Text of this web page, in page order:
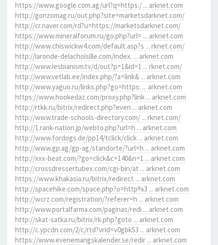
https://www.google.com.ag/url?q=https:/ ... arknet.com
http://gonzomag.ru/out.php?site=marketsdarknet.com/
http://cr.naver.com/rd?u=https://marketsdarknet.com/
https://www.mineralforum.ru/go.php?url= ... arknet.com
http://www.chiswickw4.com/default.asp?s ... rknet.com/
http://laronde-delachoisille.com/index. ... arknet.com
http://www.lesbianism.tv/d/out?p=1&id=1 ... rknet.com/
http://www.vetlab.ee/index.php/?a=link& ... arknet.com
http://www.yaguo.ru/links.php?go=https: ... arknet.com
https://www.hookedaz.com/proxy.php?link ... arknet.com
http://rtkk.ru/bitrix/redirect.php?even ... arknet.com
http://www.trade-schools-directory.com/ ... rknet.com/
http://1.rank-nation.jp/webto.php?url=h ... arknet.com
http://www.fordogs.de/pp14/tclick/click ... arknet.com
http://www.gp.ag/gp-ag/standorte/?url=h ... arknet.com
http://xxx-beat.com/?go=click&c=140&n=1 ... arknet.com
http://crossdressertubex.com/cgi-bin/at ... arknet.com
https://www.khakasia.ru/bitrix/redirect ... arknet.com
http://spacehike.com/space.php?o=http%3 ... arknet.com
http://wcrz.com/registration/?referer=h ... arknet.com
http://www.portalfarma.com/paginas/redi ... arknet.com
http://skat-satka.ru/bitrix/rk.php?goto ... arknet.com
http://c.ypcdn.com/2/c/rtd?vrid=v0gbk53 ... arknet.com
https://www.evenemangskalender.se/redir ... arknet.com